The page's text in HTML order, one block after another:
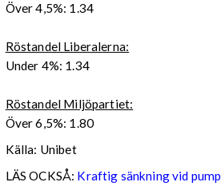
Över 4,5%: 1.34
Röstandel Liberalerna:
Under 4%: 1.34
Röstandel Miljöpartiet:
Över 6,5%: 1.80
Källa: Unibet
LÄS OCKSÅ: Kraftig sänkning vid pump